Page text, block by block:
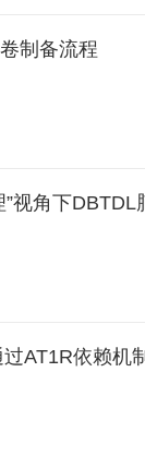
制备流程
”视角下
AT1R依赖机